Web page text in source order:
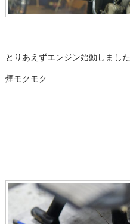
とりあえずエンジン始動しました
煙モクモク